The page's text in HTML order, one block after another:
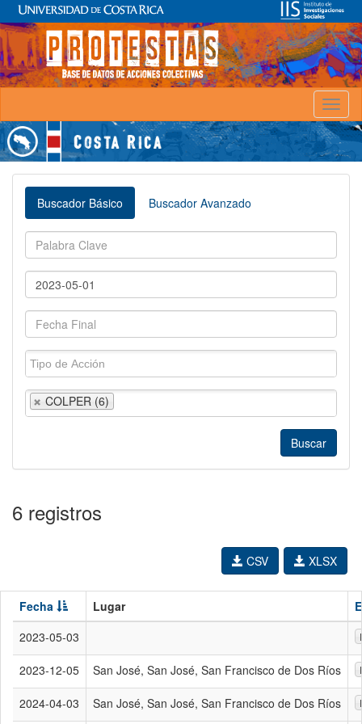
Buscador Básico Buscador Avanzado
COLPER (6)
6 registros
XLSX
CSV
Fecha Lugar
2023-05-03
2023-12-05 San José, San José, San Francisco de Dos Ríos
2024-04-03 San José, San José, San Francisco de Dos Ríos